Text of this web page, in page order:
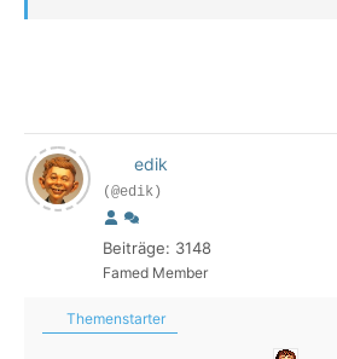
edik
(@edik)
Beiträge: 3148
Famed Member
Themenstarter